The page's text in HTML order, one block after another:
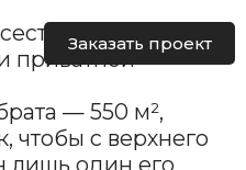
Заказать проект
характер